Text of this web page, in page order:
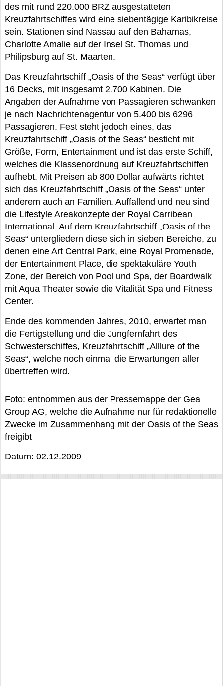
des mit rund 220.000 BRZ ausgestatteten
Kreuzfahrtschiffes wird eine siebentägige Karibikreise
sein. Stationen sind Nassau auf den Bahamas,
Charlotte Amalie auf der Insel St. Thomas und
Philipsburg auf St. Maarten.
Das Kreuzfahrtschiff „Oasis of the Seas“ verfügt über
16 Decks, mit insgesamt 2.700 Kabinen. Die
Angaben der Aufnahme von Passagieren schwanken
je nach Nachrichtenagentur von 5.400 bis 6296
Passagieren. Fest steht jedoch eines, das
Kreuzfahrtschiff „Oasis of the Seas“ besticht mit
Größe, Form, Entertainment und ist das erste Schiff,
welches die Klassenordnung auf Kreuzfahrtschiffen
aufhebt. Mit Preisen ab 800 Dollar aufwärts richtet
sich das Kreuzfahrtschiff „Oasis of the Seas“ unter
anderem auch an Familien. Auffallend und neu sind
die Lifestyle Areakonzepte der Royal Carribean
International. Auf dem Kreuzfahrtschiff „Oasis of the
Seas“ untergliedern diese sich in sieben Bereiche, zu
denen eine Art Central Park, eine Royal Promenade,
der Entertainment Place, die spektakuläre Youth
Zone, der Bereich von Pool und Spa, der Boardwalk
mit Aqua Theater sowie die Vitalität Spa und Fitness
Center.
Ende des kommenden Jahres, 2010, erwartet man
die Fertigstellung und die Jungfernfahrt des
Schwesterschiffes, Kreuzfahrtschiff „Alllure of the
Seas“, welche noch einmal die Erwartungen aller
übertreffen wird.
Foto: entnommen aus der Pressemappe der Gea
Group AG, welche die Aufnahme nur für redaktionelle
Zwecke im Zusammenhang mit der Oasis of the Seas
freigibt
Datum: 02.12.2009